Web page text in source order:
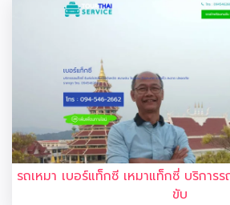
รถเหมา เบอร์แท็กซี เหมาแท็กซี่ บริการ
ขับ